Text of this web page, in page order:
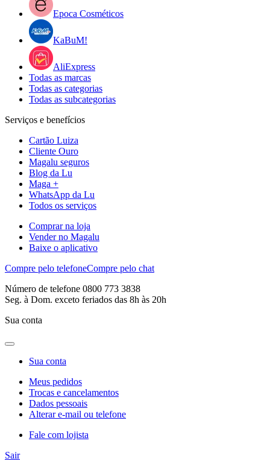
Epoca Cosméticos
KaBuM!
AliExpress
Todas as marcas
Todas as categorias
Todas as subcategorias
Serviços e benefícios
Cartão Luiza
Cliente Ouro
Magalu seguros
Blog da Lu
Maga +
WhatsApp da Lu
Todos os serviços
Comprar na loja
Vender no Magalu
Baixe o aplicativo
Compre pelo telefoneCompre pelo chat
Número de telefone 0800 773 3838
Seg. à Dom. exceto feriados das 8h às 20h
Sua conta
Sua conta
Meus pedidos
Trocas e cancelamentos
Dados pessoais
Alterar e-mail ou telefone
Fale com lojista
Sair